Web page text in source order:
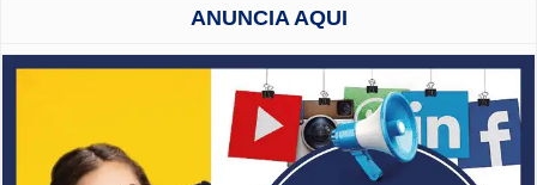
ANUNCIA AQUI